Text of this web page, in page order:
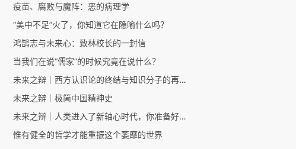
疫苗、腐败与魔阵：恶的病理学
“美中不足”火了，你知道它在隐喻什么吗？
鸿鹄志与未来心：致林校长的一封信
当我们在说“儒家”的时候究竟在说什么？
未来之辩｜西方认识论的终结与知识分子的再起航
未来之辩｜极简中国精神史
未来之辩｜人类进入了新轴心时代，你准备好了吗
惟有健全的哲学才能重振这个萎靡的世界